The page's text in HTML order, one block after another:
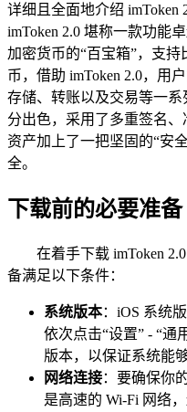
详细且全面地介绍 imToken
imToken 2.0 堪称一款功能
加密货币的“百宝箱”，支
币，借助 imToken 2.0，用
存储、转账以及交易等一
分出色，采用了多重签名
资产加上了一把坚固的“安
全。
下载前的必要准备
在着手下载 imToken
备满足以下条件：
系统版本：iOS 系统
依次点击“设置” - “通
版本，以保证系统能
网络连接：要确保你
是高速的 Wi-Fi 网络